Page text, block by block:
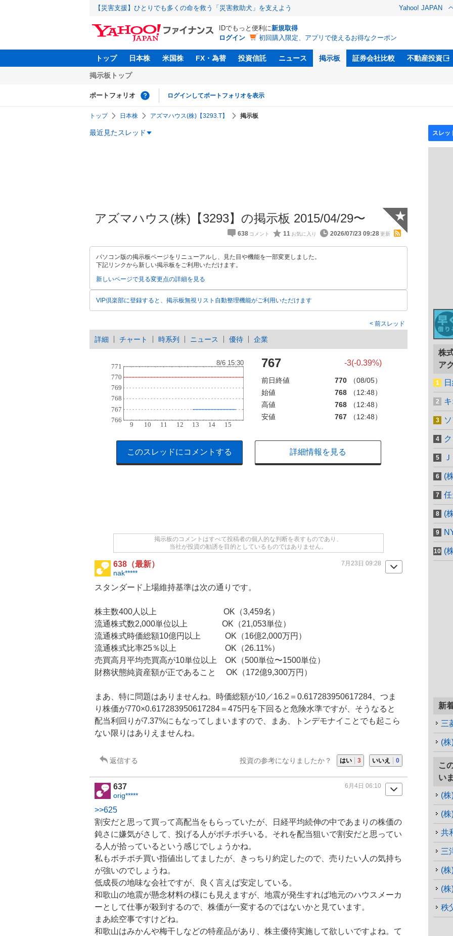
【災害支援】ひとりでも多くの命を救う「災害救助犬」を支えよう Yahoo! JAPAN
IDでもっと便利に新規取得
ログイン
初回購入限定、アプリで使えるお得なクーポン
トップ 日本株 米国株 FX・為替 投資信託 ニュース 掲示板 証券会社比較 不動産投資
掲示板トップ
ポートフォリオ ログインしてポートフォリオを表示
トップ 日本株 アズマハウス(株)【3293.T】 掲示板
最近見たスレッド
アズマハウス(株)【3293】の掲示板 2015/04/29〜
638 11 2026/07/23 09:28
★
パソコン版の掲示板ページをリニューアルし、見た目や機能を一部変更しました。
下記リンクから新しい掲示板をご利用いただけます。
新しいページで見る変更点の詳細を見る
VIP倶楽部に登録すると、掲示板無視リスト自動整理機能がご利用いただけます
前スレッド
詳細 チャート 時系列 ニュース 優待 企業
767 -3(-0.39%)
前日終値 770
（08/05）
始値
768
（12:48）
高値
768
（12:48）
安値
767 （12:48）
このスレッドにコメントする 詳細情報を見る
掲示板のコメントはすべて投稿者の個人的な判断を表すものであり、
当社が投資の勧誘を目的としているものではありません。
638（最新）
nak*****
7月23日 09:28
スタンダード上場維持基準は次の通りです。
株主数400人以上 OK（3,459名）
流通株式数2,000単位以上 OK（21,053単位）
流通株式時価総額10億円以上 OK（16億2,000万円）
流通株式比率25％以上 OK（26.11%）
売買高月平均売買高が10単位以上 OK（500単位〜1500単位）
財務状態純資産額が正であること OK（172億9,300万円）
まあ、特に問題はありませんね。時価総額が10／16.2＝0.617283950617284、つま
り株価が770×0.617283950617284＝475円を下回ると危険水準ですが、そうなると
配当利回りが7.37%にもなってしまいますので、まあ、トンデモナイことでも起こら
ない限りはありえませんね。
返信する 投資の参考になりましたか？ はい 3 いいえ 0
637
orig*****
6月4日 06:10
>>625
割安だと思って買って高配当をもらっていたが、日経平均続伸の中であまりの株価の
鈍さに嫌気がさして、投げる人がボチボチいる。それを配当狙いで割安だと思ってい
る人が拾っているという感じでしょうかね。
私もボチボチ買い指値出してましたが、きっちり約定したので、売りたい人の気持ち
が強いのでしょうね。
低成長の地味な会社ですが、良く言えば安定している。
和歌山の地震が懸念材料の様にも見えますが、地震が発生すれば地元のハウスメーカ
ーとして仕事が殺到するので、株価が一変するのではないかと見ています。
まあ絵空事ですけどね。
和歌山はみかんや梅干しなどの特産品があり、 株主優待実施して欲しいですよね。て
株
ア
(
(
(
新
三
(株
こ
い
(
(
共
三
(
(
秩